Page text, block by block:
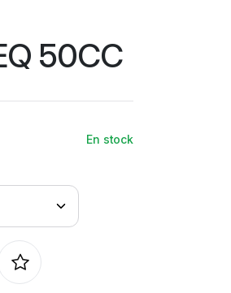
50CC
En stock